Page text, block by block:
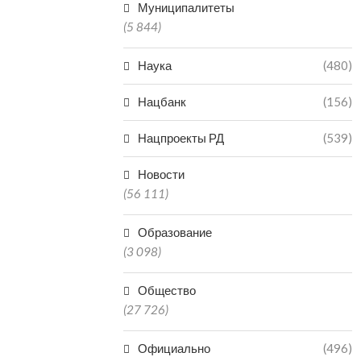
Муниципалитеты
(5 844)
Наука (480)
Нацбанк (156)
Нацпроекты РД (539)
Новости
(56 111)
Образование
(3 098)
Общество
(27 726)
Официально (496)